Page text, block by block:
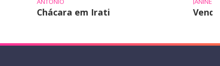
Chácara em Irati